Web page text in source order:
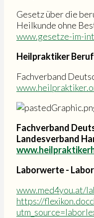
Gesetz über die
Heilkunde ohne
www.gesetze-im-
Heilpraktiker
Fachverband
Fachverband
Landesverband
Laborwerte -
www.med4you.at/
https://